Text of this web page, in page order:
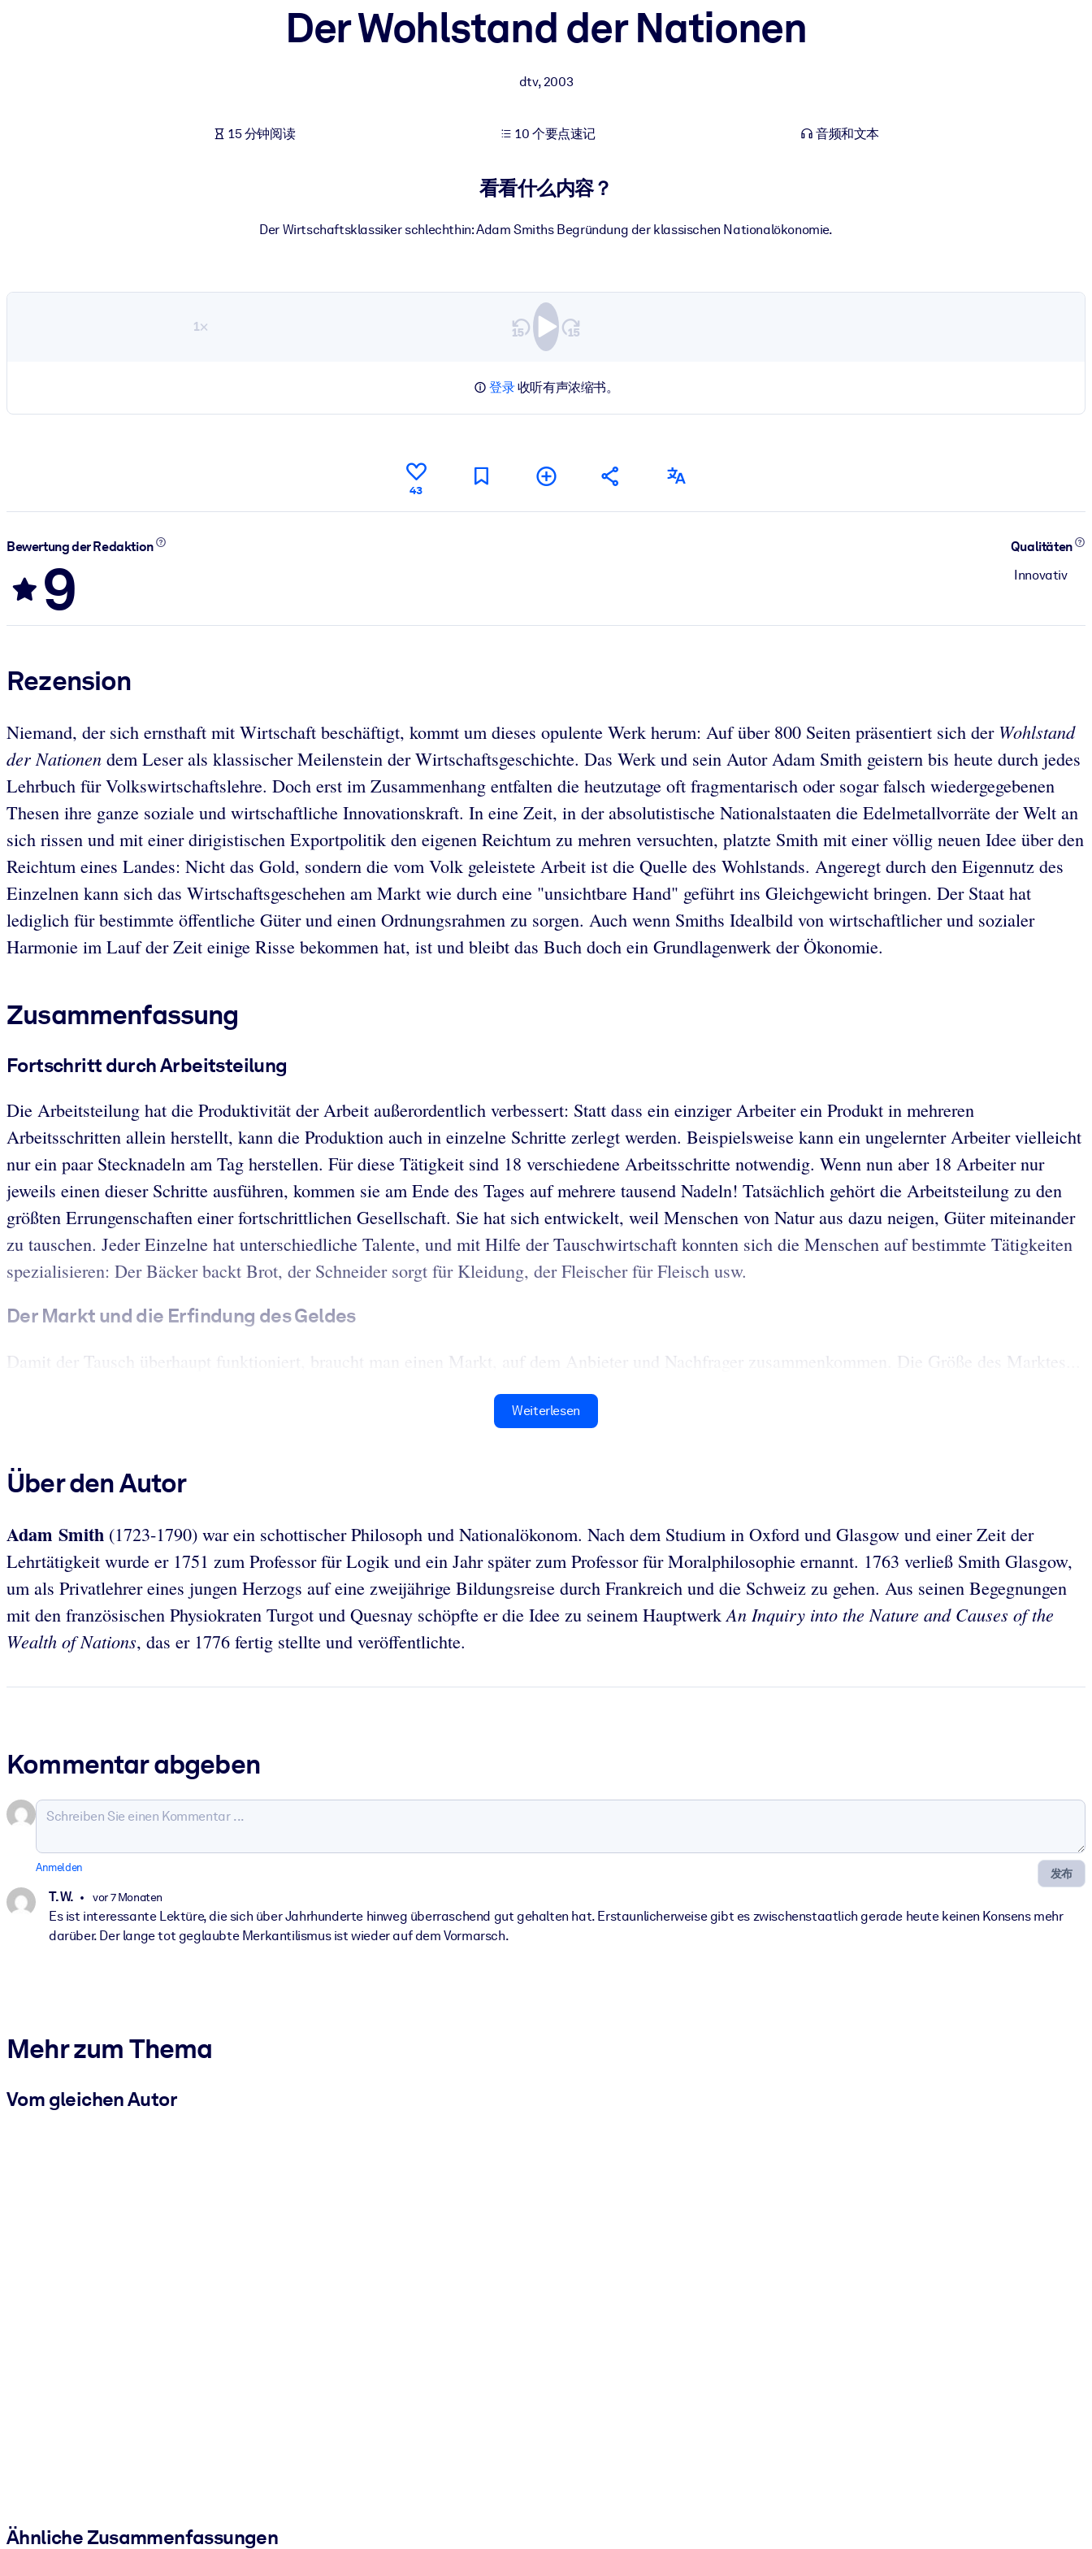
Der Wohlstand der Nationen
dtv,2003
15 分钟阅读 10 个要点速记 音频和文本
看看什么内容？
Der Wirtschaftsklassiker schlechthin: Adam Smiths Begründung der klassischen Nationalökonomie.
1×
登录收听有声浓缩书。
43
Bewertung der Redaktion
9
Qualitäten
Innovativ
Rezension
Niemand, der sich ernsthaft mit Wirtschaft beschäftigt, kommt um dieses opulente Werk herum: Auf über 800 Seiten präsentiert sich der Wohlstand
der Nationen dem Leser als klassischer Meilenstein der Wirtschaftsgeschichte. Das Werk und sein Autor Adam Smith geistern bis heute durch jedes
Lehrbuch für Volkswirtschaftslehre. Doch erst im Zusammenhang entfalten die heutzutage oft fragmentarisch oder sogar falsch wiedergegebenen
Thesen ihre ganze soziale und wirtschaftliche Innovationskraft. In eine Zeit, in der absolutistische Nationalstaaten die Edelmetallvorräte der Welt an
sich rissen und mit einer dirigistischen Exportpolitik den eigenen Reichtum zu mehren versuchten, platzte Smith mit einer völlig neuen Idee über den
Reichtum eines Landes: Nicht das Gold, sondern die vom Volk geleistete Arbeit ist die Quelle des Wohlstands. Angeregt durch den Eigennutz des
Einzelnen kann sich das Wirtschaftsgeschehen am Markt wie durch eine "unsichtbare Hand" geführt ins Gleichgewicht bringen. Der Staat hat
lediglich für bestimmte öffentliche Güter und einen Ordnungsrahmen zu sorgen. Auch wenn Smiths Idealbild von wirtschaftlicher und sozialer
Harmonie im Lauf der Zeit einige Risse bekommen hat, ist und bleibt das Buch doch ein Grundlagenwerk der Ökonomie.
Zusammenfassung
Fortschritt durch Arbeitsteilung
Die Arbeitsteilung hat die Produktivität der Arbeit außerordentlich verbessert: Statt dass ein einziger Arbeiter ein Produkt in mehreren
Arbeitsschritten allein herstellt, kann die Produktion auch in einzelne Schritte zerlegt werden. Beispielsweise kann ein ungelernter Arbeiter vielleicht
nur ein paar Stecknadeln am Tag herstellen. Für diese Tätigkeit sind 18 verschiedene Arbeitsschritte notwendig. Wenn nun aber 18 Arbeiter nur
jeweils einen dieser Schritte ausführen, kommen sie am Ende des Tages auf mehrere tausend Nadeln! Tatsächlich gehört die Arbeitsteilung zu den
größten Errungenschaften einer fortschrittlichen Gesellschaft. Sie hat sich entwickelt, weil Menschen von Natur aus dazu neigen, Güter miteinander
zu tauschen. Jeder Einzelne hat unterschiedliche Talente, und mit Hilfe der Tauschwirtschaft konnten sich die Menschen auf bestimmte Tätigkeiten
spezialisieren: Der Bäcker backt Brot, der Schneider sorgt für Kleidung, der Fleischer für Fleisch usw.
Der Markt und die Erfindung des Geldes
Damit der Tausch überhaupt funktioniert, braucht man einen Markt, auf dem Anbieter und Nachfrager zusammenkommen. Die Größe des Marktes...
Weiterlesen
Über den Autor
Adam Smith (1723-1790) war ein schottischer Philosoph und Nationalökonom. Nach dem Studium in Oxford und Glasgow und einer Zeit der
Lehrtätigkeit wurde er 1751 zum Professor für Logik und ein Jahr später zum Professor für Moralphilosophie ernannt. 1763 verließ Smith Glasgow,
um als Privatlehrer eines jungen Herzogs auf eine zweijährige Bildungsreise durch Frankreich und die Schweiz zu gehen. Aus seinen Begegnungen
mit den französischen Physiokraten Turgot und Quesnay schöpfte er die Idee zu seinem HauptwerkAn Inquiry into the Nature and Causes of the
Wealth of Nations, das er 1776 fertig stellte und veröffentlichte.
Kommentar abgeben
发布
Anmelden
T. W. vor 7 Monaten
Es ist interessante Lektüre, die sich über Jahrhunderte hinweg überraschend gut gehalten hat. Erstaunlicherweise gibt es zwischenstaatlich gerade heute keinen Konsens mehr
darüber. Der lange tot geglaubte Merkantilismus ist wieder auf dem Vormarsch.
Mehr zum Thema
Vom gleichen Autor
Ähnliche Zusammenfassungen